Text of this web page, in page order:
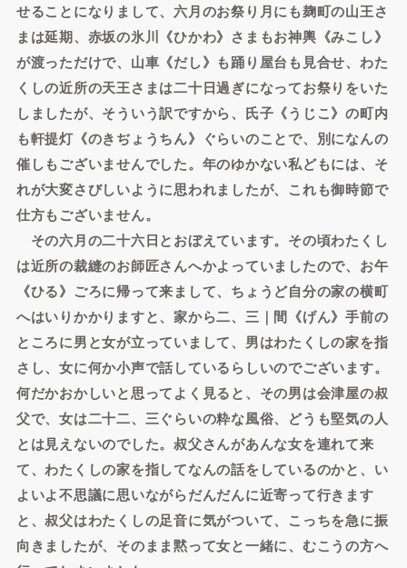
せることになりまして、六月のお祭り月にも麹町の山王さ
まは延期、赤坂の氷川《ひかわ》さまもお神輿《みこし》
が渡っただけで、山車《だし》も踊り屋台も見合せ、わた
くしの近所の天王さまは二十日過ぎになってお祭りをいた
しましたが、そういう訳ですから、氏子《うじこ》の町内
も軒提灯《のきぢょうちん》ぐらいのことで、別になんの
催しもございませんでした。年のゆかない私どもには、そ
れが大変さびしいように思われましたが、これも御時節で
仕方もございません。
その六月の二十六日とおぼえています。その頃わたくし
は近所の裁縫のお師匠さんへかよっていましたので、お午
《ひる》ごろに帰って来まして、ちょうど自分の家の横町
へはいりかかりますと、家から二、三｜間《げん》手前の
ところに男と女が立っていまして、男はわたくしの家を指
さし、女に何か小声で話しているらしいのでございます。
何だかおかしいと思ってよく見ると、その男は会津屋の叔
父で、女は二十二、三ぐらいの粋な風俗、どうも堅気の人
とは見えないのでした。叔父さんがあんな女を連れて来
て、わたくしの家を指してなんの話をしているのかと、い
よいよ不思議に思いながらだんだんに近寄って行きます
と、叔父はわたくしの足音に気がついて、こっちを急に振
向きましたが、そのまま黙って女と一緒に、むこうの方へ